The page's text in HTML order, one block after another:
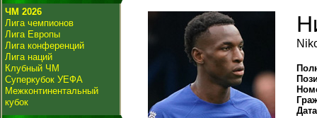
ЧМ 2026
Лига чемпионов
Лига Европы
Лига конференций
Лига наций
Клубный ЧМ
Суперкубок УЕФА
Межконтинентальный
кубок